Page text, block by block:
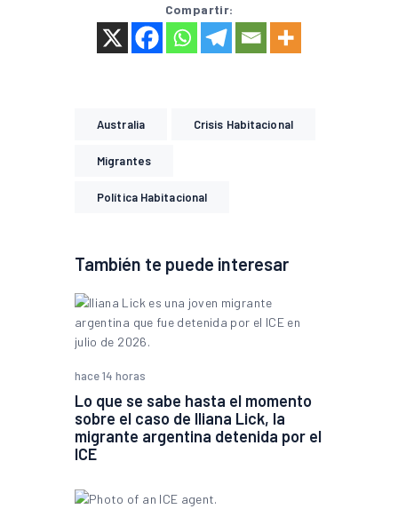
Compartir:
Australia Crisis Habitacional
Migrantes
Política Habitacional
También te puede interesar
hace 14 horas
Lo que se sabe hasta el momento
sobre el caso de Iliana Lick, la
migrante argentina detenida por el
ICE